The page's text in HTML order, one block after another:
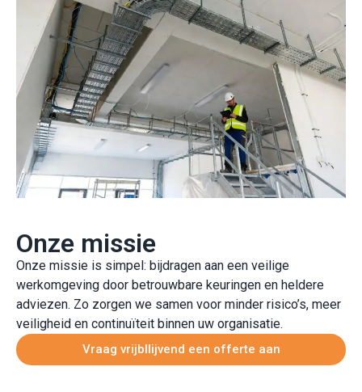
Onze missie
Onze missie is simpel: bijdragen aan een veilige
werkomgeving door betrouwbare keuringen en heldere
adviezen. Zo zorgen we samen voor minder risico’s, meer
veiligheid en continuïteit binnen uw organisatie.
Vraag vrijbllijvend een offerte aan